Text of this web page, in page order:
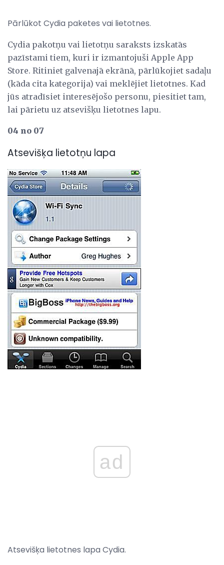
Pārlūkot Cydia paketes vai lietotnes.
Cydia pakotņu vai lietotņu saraksts izskatās
pazīstami tiem, kuri ir izmantojuši Apple App
Store. Ritiniet galvenajā ekrānā, pārlūkojiet sadaļu
(kāda cita kategorija) vai meklējiet lietotnes. Kad
jūs atradīsiet interesējošo personu, piesitiet tam,
lai pārietu uz atsevišķu lietotnes lapu.
04 no 07
Atsevišķa lietotņu lapa
ad
Atsevišķa lietotnes lapa Cydia.